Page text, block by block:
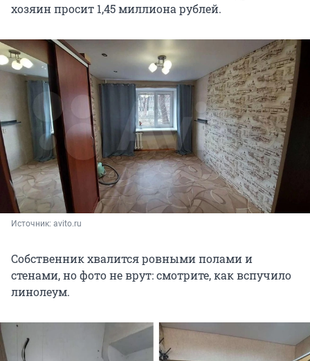
хозяин просит 1,45 миллиона рублей.
Источник: avito.ru
Собственник хвалится ровными полами и
стенами, но фото не врут: смотрите, как вспучило
линолеум.